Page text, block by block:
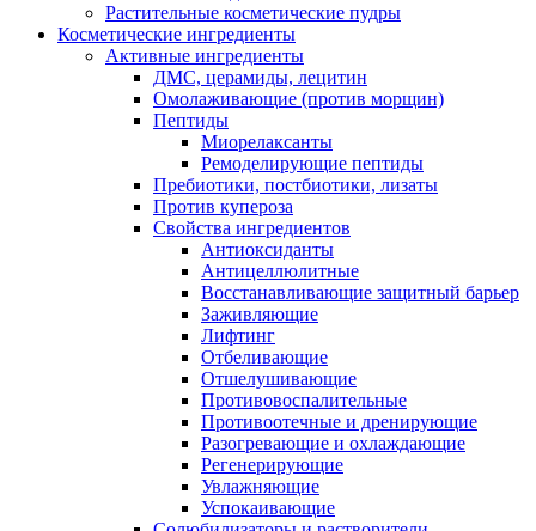
Растительные косметические пудры
Косметические ингредиенты
Активные ингредиенты
ДМС, церамиды, лецитин
Омолаживающие (против морщин)
Пептиды
Миорелаксанты
Ремоделирующие пептиды
Пребиотики, постбиотики, лизаты
Против купероза
Свойства ингредиентов
Антиоксиданты
Антицеллюлитные
Восстанавливающие защитный барьер
Заживляющие
Лифтинг
Отбеливающие
Отшелушивающие
Противовоспалительные
Противоотечные и дренирующие
Разогревающие и охлаждающие
Регенерирующие
Увлажняющие
Успокаивающие